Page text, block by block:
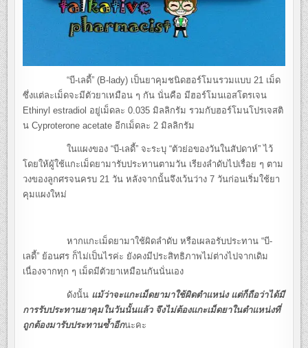
“บี-เลดี้” (B-lady) เป็นยาคุมชนิดฮอร์โมนรวมแบบ 21 เม็ด
ซึ่งแต่ละเม็ดจะมีตัวยาเหมือน ๆ กัน นั่นคือ มีฮอร์โมนเอสโตรเจน
Ethinyl estradiol อยู่เม็ดละ 0.035 มิลลิกรัม รวมกับฮอร์โมนโปรเจสติ
น Cyproterone acetate อีกเม็ดละ 2 มิลลิกรัม
ในแผงของ “บี-เลดี้” จะระบุ “ตัวย่อของวันในสัปดาห์” ไว้
โดยให้ผู้ใช้แกะเม็ดยามารับประทานตามวัน เรียงลำดับไปเรื่อย ๆ ตาม
วงของลูกศรจนครบ 21 วัน หลังจากนั้นจึงเว้นว่าง 7 วันก่อนเริ่มใช้ยา
คุมแผงใหม่
หากแกะเม็ดยามาใช้ผิดลำดับ หรือเผลอรับประทาน “บี-
เลดี้” ย้อนศร ก็ไม่เป็นไรค่ะ ยังคงมีประสิทธิภาพไม่ต่างไปจากเดิม
เนื่องจากทุก ๆ เม็ดมีตัวยาเหมือนกันนั่นเอง
ดังนั้น แม้ว่าจะแกะเม็ดยามาใช้ผิดตำแหน่ง แต่ก็ถือว่าได้มี
การรับประทานยาคุมในวันนั้นแล้ว จึงไม่ต้องแกะเม็ดยาในตำแหน่งที่
ถูกต้องมารับประทานซ้ำอีกนะคะ